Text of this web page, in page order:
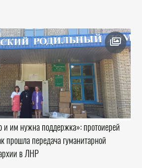
им нужна поддержка»: протоиерей
прошла передача гуманитарной
в ЛНР